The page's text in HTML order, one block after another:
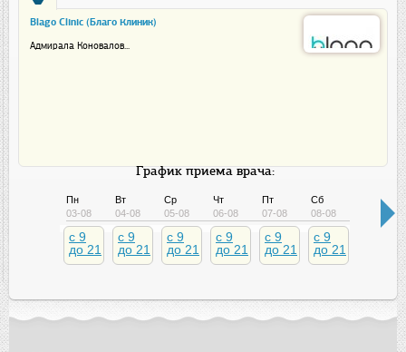
Blago Clinic (Благо Клиник)
Адмирала Коновалов...
График приема врача:
Пн
03-08
c 9
до 21
Вт
04-08
c 9
до 21
Ср
05-08
c 9
до 21
Чт
06-08
c 9
до 21
Пт
07-08
c 9
до 21
Сб
08-08
c 9
до 21